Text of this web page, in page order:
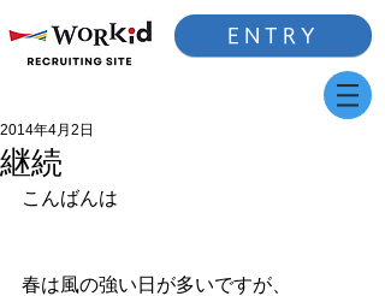
ENTRY
継続
2014年4月2日
こんばんは
春は風の強い日が多いですが、